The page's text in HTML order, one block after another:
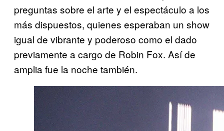
preguntas sobre el arte y el espectáculo a los
más dispuestos, quienes esperaban un show
igual de vibrante y poderoso como el dado
previamente a cargo de Robin Fox. Así de
amplia fue la noche también.